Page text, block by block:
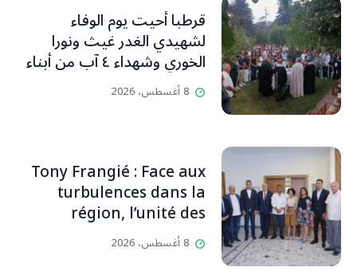
قرطبا أحيت يوم الوفاء
لشهيدي الغدر غيث ونورا
الخوري وشهداء ٤ آب من أبناء
البلدة.. كارين الخوري افرام: لقد
كان بيتنا، بوجود والدي، ينبض
إقفاله لكنه لم يستطع لأنه
بيت رسالة وتاريخ وإيمان وقيم
مستمرة (صور وVideo)
8 أغسطس، 2026
Tony Frangié : Face aux
turbulences dans la
région, l’unité des
Libanais est primordiale
L’OLJ / Par Scarlett
8 أغسطس، 2026